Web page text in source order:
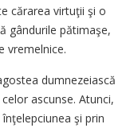
cărarea virtuţii şi o
gândurile pătimaşe,
vremelnice.
dumnezeiască
ascunse. Atunci,
şi prin